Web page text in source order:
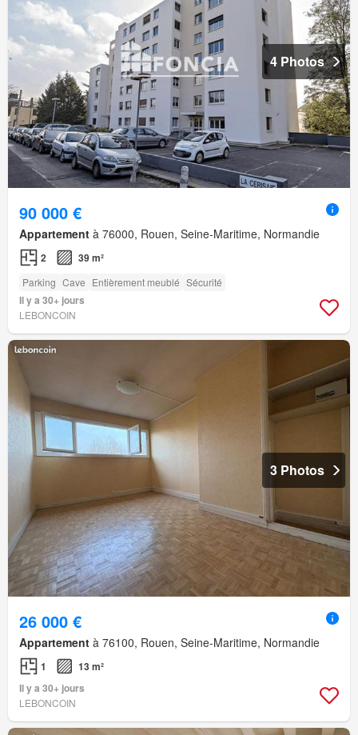
4 Photos
90 000 €
Appartement à 76000, Rouen, Seine-Maritime, Normandie
2 39 m²
Parking Cave Entièrement meublé Sécurité
Il y a 30+ jours
LEBONCOIN
3 Photos
26 000 €
Appartement à 76100, Rouen, Seine-Maritime, Normandie
1
13 m²
Il y a 30+ jours
LEBONCOIN